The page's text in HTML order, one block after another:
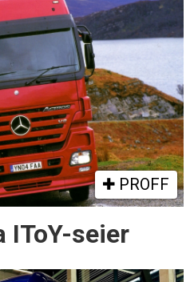
PROFF
IToY-seier